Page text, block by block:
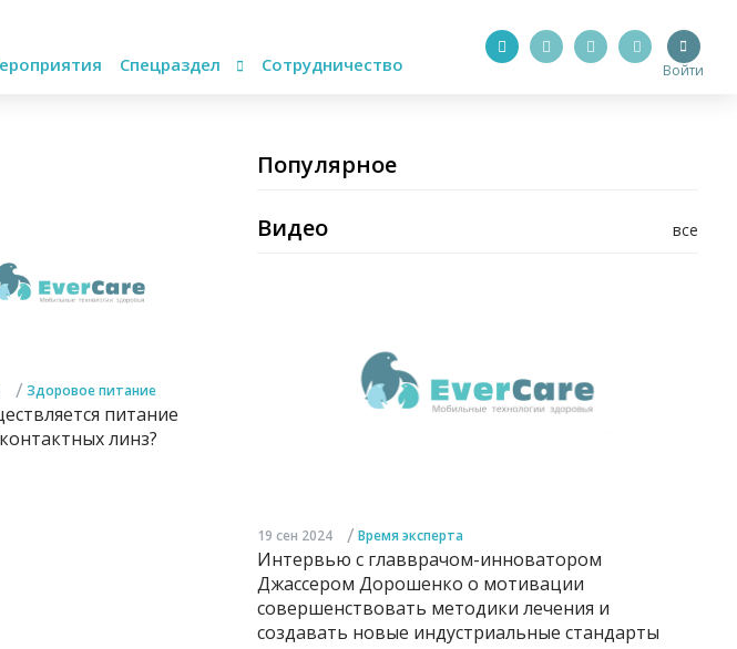
Спецраздел Сотрудничество Войти
/ Здоровое питание
питание
линз?
Популярное
все
Видео
19 сен 2024 / Время эксперта
Интервью с главврачом-инноватором
Джассером Дорошенко о мотивации
совершенствовать методики лечения и
создавать новые индустриальные стандарты